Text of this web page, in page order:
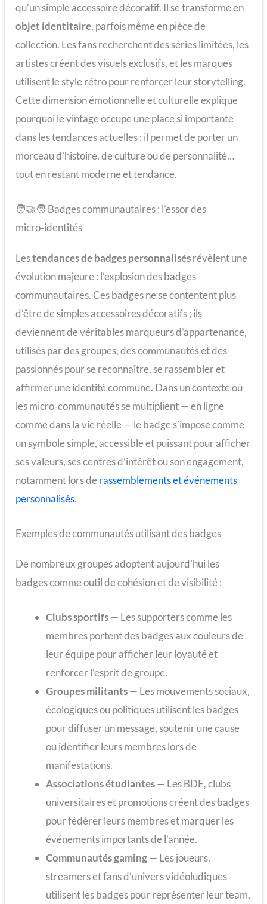
qu’un simple accessoire décoratif. Il se transforme en
objet identitaire, parfois même en pièce de
collection. Les fans recherchent des séries limitées, les
artistes créent des visuels exclusifs, et les marques
utilisent le style rétro pour renforcer leur storytelling.
Cette dimension émotionnelle et culturelle explique
pourquoi le vintage occupe une place si importante
dans les tendances actuelles : il permet de porter un
morceau d’histoire, de culture ou de personnalité…
tout en restant moderne et tendance.
🧑‍🤝‍🧑 Badges communautaires : l’essor des
micro‑identités
Lestendances de badges personnalisésrévèlent une
évolution majeure : l’explosion des badges
communautaires. Ces badges ne se contentent plus
d’être de simples accessoires décoratifs ; ils
deviennent de véritables marqueurs d’appartenance,
utilisés par des groupes, des communautés et des
passionnés pour se reconnaître, se rassembler et
affirmer une identité commune. Dans un contexte où
les micro‑communautés se multiplient — en ligne
comme dans la vie réelle — le badge s’impose comme
un symbole simple, accessible et puissant pour afficher
ses valeurs, ses centres d’intérêt ou son engagement,
notamment lors derassemblements et événements
personnalisés.
Exemples de communautés utilisant des badges
De nombreux groupes adoptent aujourd’hui les
badges comme outil de cohésion et de visibilité :
Clubs sportifs— Les supporters comme les
membres portent des badges aux couleurs de
leur équipe pour afficher leur loyauté et
renforcer l’esprit de groupe.
Groupes militants— Les mouvements sociaux,
écologiques ou politiques utilisent les badges
pour diffuser un message, soutenir une cause
ou identifier leurs membres lors de
manifestations.
Associations étudiantes— Les BDE, clubs
universitaires et promotions créent des badges
pour fédérer leurs membres et marquer les
événements importants de l’année.
Communautés gaming— Les joueurs,
streamers et fans d’univers vidéoludiques
utilisent les badges pour représenter leur team,